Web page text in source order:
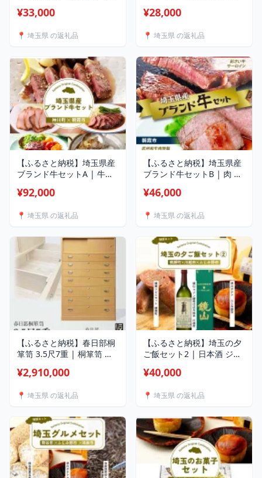
ース肉 肩ロース カタロー
切り ソーセージ セット 埼
¥33,000
📍 埼玉県 の返礼品
こうじ 発酵 発酵食品 野菜
玉県庁
¥28,000
📍 埼玉県 の返礼品
【ふるさと納税】埼玉県産
ブランド牛セットA | 牛肉
い牛 ブランド牛 ロースト
ャーシュー ハンバーグ 埼
¥92,000
📍 埼玉県 の返礼品
【ふるさと納税】埼玉県産
ブランド牛セットB | 肉 お
テーキ ローストビーフ 武
玉県 埼玉県庁
¥46,000
📍 埼玉県 の返礼品
【ふるさと納税】春日部桐
箪笥 3.5尺7重 | 桐箪笥 桐
工芸品 棚 家具 チェスト イ
合 埼玉県 埼玉県庁
¥2,910,000
📍 埼玉県 の返礼品
【ふるさと納税】埼玉の夕
ご飯セット2 | 日本酒 ジビ
甘口 晩酌 ジビエ料理 鹿肉
和洋菓子 和スイーツ 川越
埼玉県 埼玉県庁
¥40,000
📍 埼玉県 の返礼品